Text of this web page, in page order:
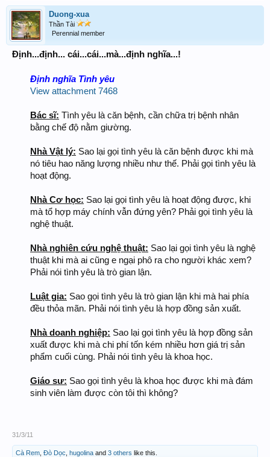
Duong-xua
Thần Tài
Perennial member
Định...định... cái...cái...mà...định nghĩa...!
Định nghĩa Tình yêu
View attachment 7468
Bác sĩ: Tình yêu là căn bệnh, cần chữa trị bệnh nhân
bằng chế độ nằm giường.
Nhà Vật lý: Sao lại gọi tình yêu là căn bệnh được khi mà
nó tiêu hao năng lượng nhiều như thế. Phải gọi tình yêu là
hoạt động.
Nhà Cơ học: Sao lại gọi tình yêu là hoạt động được, khi
mà tổ hợp máy chính vẫn đứng yên? Phải gọi tình yêu là
nghệ thuật.
Nhà nghiên cứu nghệ thuật: Sao lại gọi tình yêu là nghệ
thuật khi mà ai cũng e ngại phô ra cho người khác xem?
Phải nói tình yêu là trò gian lận.
Luật gia: Sao gọi tình yêu là trò gian lận khi mà hai phía
đều thỏa mãn. Phải nói tình yêu là hợp đồng sản xuất.
Nhà doanh nghiệp: Sao lại gọi tình yêu là hợp đồng sản
xuất được khi mà chi phí tốn kém nhiều hơn giá trị sản
phẩm cuối cùng. Phải nói tình yêu là khoa học.
Giáo sư: Sao gọi tình yêu là khoa học được khi mà đám
sinh viên làm được còn tôi thì không?
31/3/11
Cà Rem Đò Dọc hugolina and 3 others like this.